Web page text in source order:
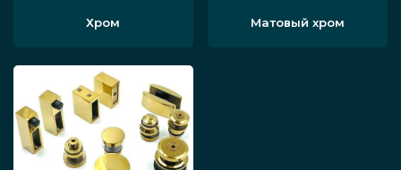
Хром Матовый хром